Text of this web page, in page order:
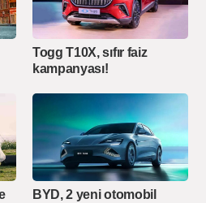
Togg T10X, sıfır faiz
kampanyası!
BYD, 2 yeni otomobil